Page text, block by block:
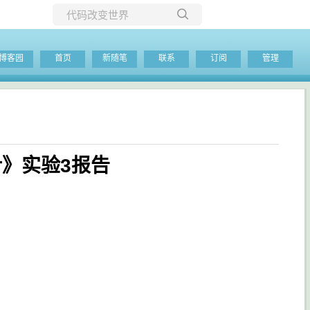
当前博客
客园 首页 新随笔 联系 订阅 管理
实验3报告